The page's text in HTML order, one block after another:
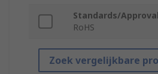
Standards/
RoHS
Zoek vergelijkbare